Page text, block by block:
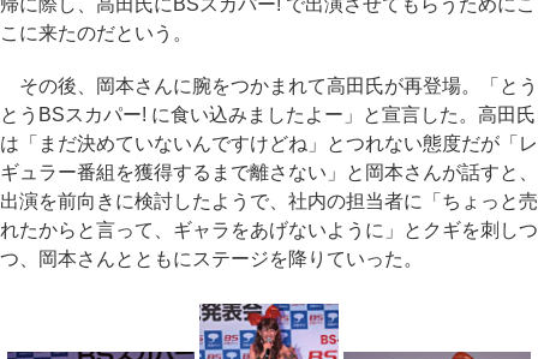
帰に際し、高田氏にBSスカパー! で出演させてもらうためにこ
こに来たのだという。
その後、岡本さんに腕をつかまれて高田氏が再登場。「とう
とうBSスカパー! に食い込みましたよー」と宣言した。高田氏
は「まだ決めていないんですけどね」とつれない態度だが「レ
ギュラー番組を獲得するまで離さない」と岡本さんが話すと、
出演を前向きに検討したようで、社内の担当者に「ちょっと売
れたからと言って、ギャラをあげないように」とクギを刺しつ
つ、岡本さんとともにステージを降りていった。